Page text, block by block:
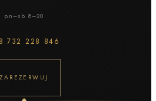
pn–sb 8–20
732 228 846
ZAREZERWUJ